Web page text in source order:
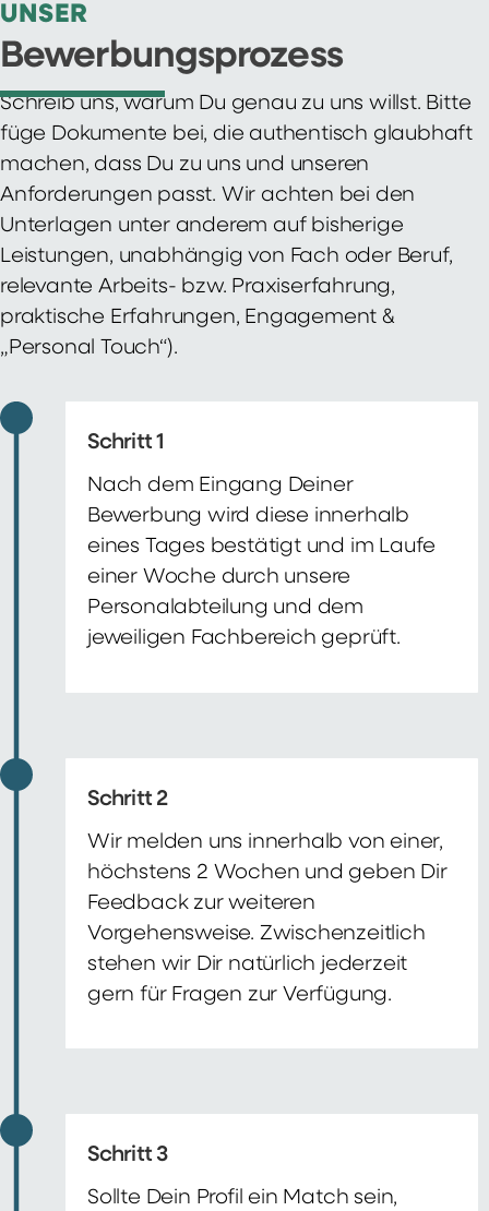
UNSER
Bewerbungsprozess
Schreib uns, warum Du genau zu uns willst. Bitte
füge Dokumente bei, die authentisch glaubhaft
machen, dass Du zu uns und unseren
Anforderungen passt. Wir achten bei den
Unterlagen unter anderem auf bisherige
Leistungen, unabhängig von Fach oder Beruf,
relevante Arbeits- bzw. Praxiserfahrung,
praktische Erfahrungen, Engagement &
„Personal Touch“).
Schritt 1
Nach dem Eingang Deiner
Bewerbung wird diese innerhalb
eines Tages bestätigt und im Laufe
einer Woche durch unsere
Personalabteilung und dem
jeweiligen Fachbereich geprüft.
Schritt 2
Wir melden uns innerhalb von einer,
höchstens 2 Wochen und geben Dir
Feedback zur weiteren
Vorgehensweise. Zwischenzeitlich
stehen wir Dir natürlich jederzeit
gern für Fragen zur Verfügung.
Schritt 3
Sollte Dein Profil ein Match sein,